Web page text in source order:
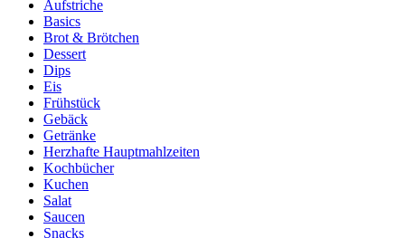
Aufstriche
Basics
Brot & Brötchen
Dessert
Dips
Eis
Frühstück
Gebäck
Getränke
Herzhafte Hauptmahlzeiten
Kochbücher
Kuchen
Salat
Saucen
Snacks